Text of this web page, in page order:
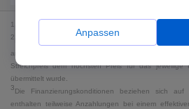
1
2 Bei dem Streichpreis handelt es sich für
an auto.de übermittelten Listenpreis. Für alle
Streichpreis dem höchsten Preis für das
übermittelt wurde.
3Die Finanzierungskonditionen beziehen sich
enthalten teilweise Anzahlungen bei einem
anpassen. Dies ist auch
Cookie-Richtliniemöglich. Weitere
Sie in unsererDatenschutzerklärung
Anpassen